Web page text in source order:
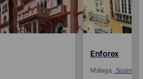
Enforex
Málaga Spain